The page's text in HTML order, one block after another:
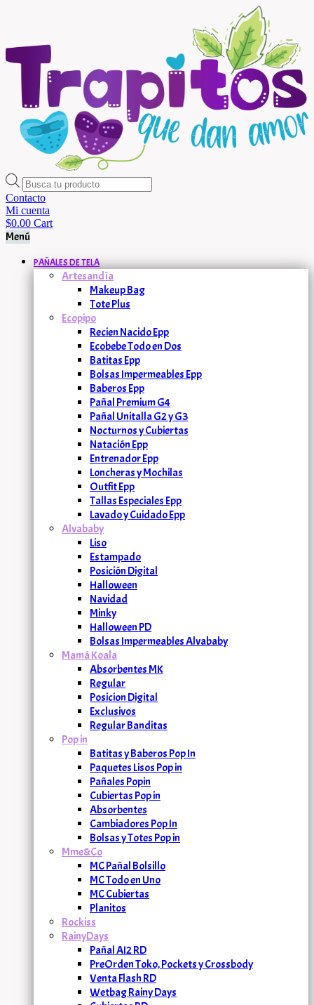
Búsqueda
de
productos
Contacto
Mi cuenta
$0.00 Cart
Menú
PAÑALES DE TELA
Artesandía
Makeup Bag
Tote Plus
Ecopipo
Recien Nacido Epp
Ecobebe Todo en Dos
Batitas Epp
Bolsas Impermeables Epp
Baberos Epp
Pañal Premium G4
Pañal Unitalla G2 y G3
Nocturnos y Cubiertas
Natación Epp
Entrenador Epp
Loncheras y Mochilas
Outfit Epp
Tallas Especiales Epp
Lavado y Cuidado Epp
Alvababy
Liso
Estampado
Posición Digital
Halloween
Navidad
Minky
Halloween PD
Bolsas Impermeables Alvababy
Mamá Koala
Absorbentes MK
Regular
Posicion Digital
Exclusivos
Regular Banditas
Pop in
Batitas y Baberos Pop In
Paquetes Lisos Pop in
Pañales Popin
Cubiertas Pop in
Absorbentes
Cambiadores Pop In
Bolsas y Totes Pop in
Mme&Co
MC Pañal Bolsillo
MC Todo en Uno
MC Cubiertas
Planitos
Rockiss
RainyDays
Pañal AI2 RD
PreOrden Toko, Pockets y Crossbody
Venta Flash RD
Wetbag Rainy Days